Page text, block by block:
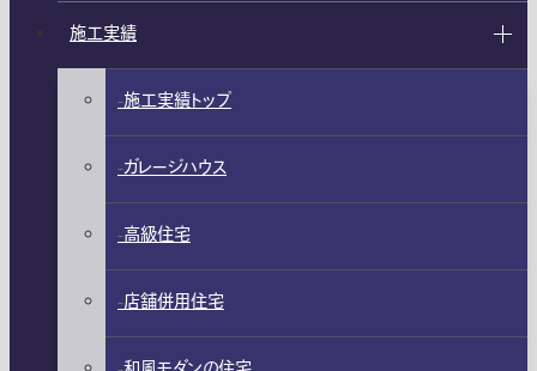
施工実績
施工実績トップ
ガレージハウス
高級住宅
店舗併用住宅